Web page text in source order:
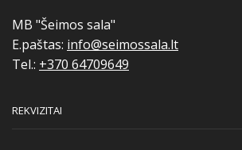
MB "Šeimos sala"
E.paštas: info@seimossala.lt
Tel.: +370 64709649
REKVIZITAI